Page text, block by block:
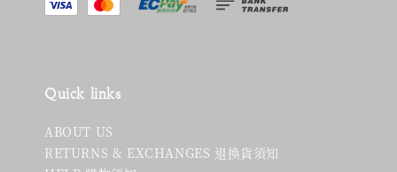
Quick links
ABOUT US
RETURNS & EXCHANGES 退換貨須知